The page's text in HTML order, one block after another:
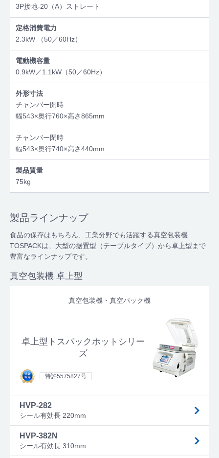
3P接地-20（A）ストレート
定格消費電力
2.3kW （50／60Hz）
電動機容量
0.9kW／1.1kW（50／60Hz）
外形寸法
チャンバー開時
幅543×奥行760×高さ865mm
チャンバー閉時
幅543×奥行740×高さ440mm
製品質量
75kg
製品ラインナップ
食品の保存はもちろん、工業分野でも活躍する真空包装機
TOSPACKは、大型の据置型（テーブルタイプ）から卓上型まで
豊富なラインナップです。
真空包装機 卓上型
真空包装機・真空パック機
特許5575827号
卓上型トスパックホットシリー
ズ
HVP-282
シール有効長 220mm
HVP-382N
シール有効長 310mm